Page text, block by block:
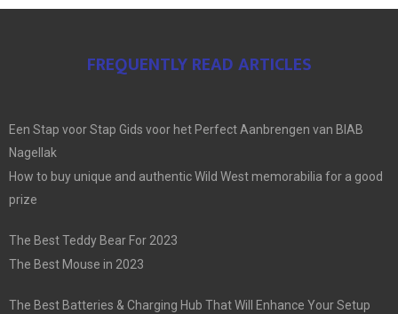
FREQUENTLY READ ARTICLES
Een Stap voor Stap Gids voor het Perfect Aanbrengen van BIAB
Nagellak
How to buy unique and authentic Wild West memorabilia for a good
prize
The Best Teddy Bear For 2023
The Best Mouse in 2023
The Best Batteries & Charging Hub That Will Enhance Your Setup